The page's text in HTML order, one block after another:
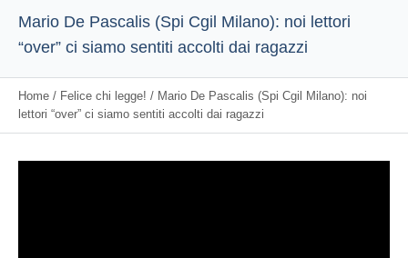
Mario De Pascalis (Spi Cgil Milano): noi lettori
“over” ci siamo sentiti accolti dai ragazzi
Home / Felice chi legge! / Mario De Pascalis (Spi Cgil Milano): noi
lettori “over” ci siamo sentiti accolti dai ragazzi